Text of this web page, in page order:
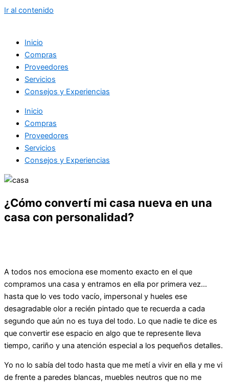
Ir al contenido
Inicio
Compras
Proveedores
Servicios
Consejos y Experiencias
Inicio
Compras
Proveedores
Servicios
Consejos y Experiencias
¿Cómo convertí mi casa nueva en una
casa con personalidad?
A todos nos emociona ese momento exacto en el que
compramos una casa y entramos en ella por primera vez…
hasta que lo ves todo vacío, impersonal y hueles ese
desagradable olor a recién pintado que te recuerda a cada
segundo que aún no es tuya del todo. Lo que nadie te dice es
que convertir ese espacio en algo que te represente lleva
tiempo, cariño y una atención especial a los pequeños detalles.
Yo no lo sabía del todo hasta que me metí a vivir en ella y me vi
de frente a paredes blancas, muebles neutros que no me